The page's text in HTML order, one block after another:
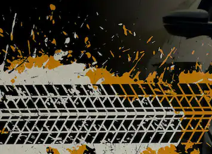
हुंडई स्टारगेजर से लेकर
लेखन देवजीत सिंह Jun 25, 2022 10:30 pm
क्या है खबर?
आगामी अगस्त महीने में पांच नई कारों की
जापानी आटोमोबाइल दिग्गज कंपनी होंडा
पेश करेगी।
इनके अलावा महिंद्रा 15 अगस्त के दिन अपनी